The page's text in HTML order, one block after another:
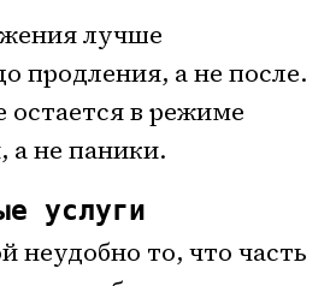
лучше
продления, а не после.
остается в режиме
а не паники.
услуги
неудобно то, что часть